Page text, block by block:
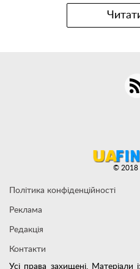
Усі права захищені. Матеріали
Політика конфіденційності
Реклама
Редакція
Контакти
© 2018